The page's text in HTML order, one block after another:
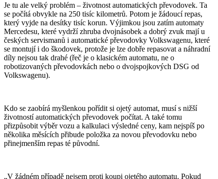
Je tu ale velký problém – životnost automatických převodovek. Ta
se počítá obvykle na 250 tisíc kilometrů. Potom je žádoucí repas,
který vyjde na desítky tisíc korun. Výjimkou jsou zatím automaty
Mercedesu, které vydrží zhruba dvojnásobek a dobrý zvuk mají u
českých servismanů i automatické převodovky Volkswagenu, které
se montují i do škodovek, protože je lze dobře repasovat a náhradní
díly nejsou tak drahé (řeč je o klasickém automatu, ne o
robotizovaných převodovkách nebo o dvojspojkových DSG od
Volkswagenu).
Kdo se zaobírá myšlenkou pořídit si ojetý automat, musí s nižší
životností automatických převodovek počítat. A také tomu
přizpůsobit výběr vozu a kalkulaci výsledné ceny, kam nejspíš po
několika měsících přibude položka za novou převodovku nebo
přinejmenším repas té původní.
„V žádném případě nejsem proti koupi ojetého automatu. Pokud